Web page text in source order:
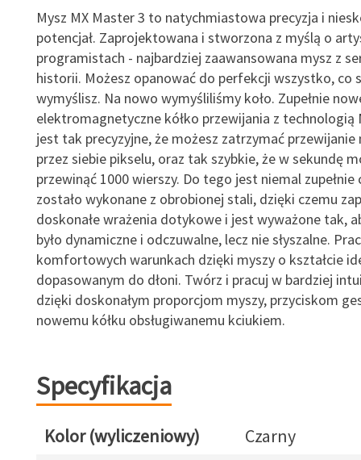
Mysz MX Master 3 to natychmiastowa precyzja i
potencjał. Zaprojektowana i stworzona z myślą o
programistach - najbardziej zaawansowana mysz z
historii. Możesz opanować do perfekcji wszystko, co
wymyślisz. Na nowo wymyśliliśmy koło. Zupełnie
elektromagnetyczne kółko przewijania z technologią
jest tak precyzyjne, że możesz zatrzymać przewijanie
przez siebie pikselu, oraz tak szybkie, że w sekundę
przewinąć 1000 wierszy. Do tego jest niemal zupełnie
zostało wykonane z obrobionej stali, dzięki czemu
doskonałe wrażenia dotykowe i jest wyważone tak,
było dynamiczne i odczuwalne, lecz nie słyszalne.
komfortowych warunkach dzięki myszy o kształcie
dopasowanym do dłoni. Twórz i pracuj w bardziej
dzięki doskonałym proporcjom myszy, przyciskom
nowemu kółku obsługiwanemu kciukiem.
Specyfikacja
Kolor (wyliczeniowy)
Czarny